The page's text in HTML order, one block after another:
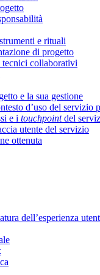
e rituali
di progetto
collaborativi
e la sua gestione
d’uso del servizio
e i touchpointdel
utente del servizio
ottenuta
dell’esperienza